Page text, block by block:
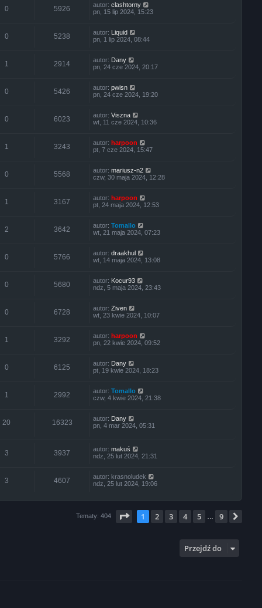
0 5926 autor:clashtorny
pn, 15 lip 2024, 15:23
0 5238 autor: Liquid
pn, 1 lip 2024, 08:44
1 2914 autor: Dany
pn, 24 cze 2024, 20:17
0 5426 autor:pwisn
pn, 24 cze 2024, 19:20
0 6023 autor:Viszna
wt, 11 cze 2024, 10:36
1 3243 autor:harpoon
pt, 7 cze 2024, 15:47
0 5568 autor:mariusz-n2
czw, 30 maja 2024, 12:28
1 3167 autor:harpoon
pt, 24 maja 2024, 12:53
2 3642 autor:Tomallo
wt, 21 maja 2024, 07:23
0 5766 autor:draakhul
wt, 14 maja 2024, 13:08
0 5680 autor: Kocur93
ndz, 5 maja 2024, 23:43
0 6728 autor:Ziven
wt, 23 kwie 2024, 10:07
1 3292 autor:harpoon
pn, 22 kwie 2024, 09:52
0 6125 autor: Dany
pt, 19 kwie 2024, 18:23
1 2992 autor:Tomallo
czw, 4 kwie 2024, 21:38
20 16323 autor: Dany
pn, 4 mar 2024, 05:31
3 3937 autor:makuś
ndz, 25 lut 2024, 21:31
3 4607 autor:krasnoludek
ndz, 25 lut 2024, 19:06
Tematy: 404 Strona1 9
1 2 3 4 5 9
Przejdź do